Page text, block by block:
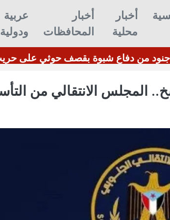
أخبار
محلية
أخبار
المحافظات
عربية
ودولية
المجلس الانتقالي من